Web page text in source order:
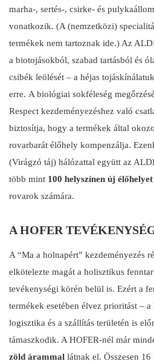
marha-, sertés-, csirke- és
vonatkozik. (A (nemzetközi)
termékek nem tartoznak ide.) Az
a biotojásokból, szabad tartásból és
csibék leölését – a héjas tojáskínálatuk
erre. A biológiai sokféleség
Respect kezdeményezéshez való
biztosítja, hogy a termékek által
rovarbarát élőhely kompenzálja.
(Virágzó táj) hálózattal együtt az
több mint 100 helyszínen új élőhelyet
rovarok számára.
A HOFER
A “Ma a holnapért” kezdeményezés
elkötelezte magát a holisztikus
tevékenységi körén belül is. Ezért a
termékek esetében élvez prioritást – a
logisztika és a szállítás területén is
támaszkodik. A HOFER-nél már
zöld árammal látnak el. Összesen